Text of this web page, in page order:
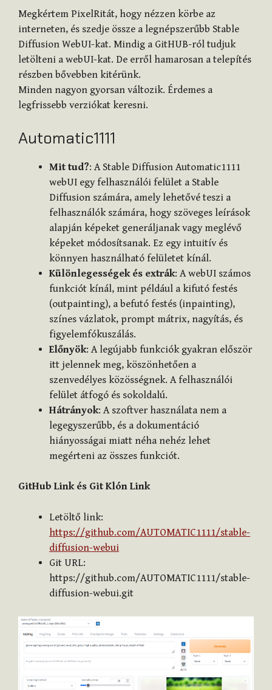
Megkértem PixelRitát, hogy nézzen körbe az
interneten, és szedje össze a legnépszerűbb Stable
Diffusion WebUI-kat. Mindig a GitHUB-ról tudjuk
letölteni a webUI-kat. De erről hamarosan a telepítés
részben bővebben kitérünk.
Minden nagyon gyorsan változik. Érdemes a
legfrissebb verziókat keresni.
Automatic1111
Mit tud?: A Stable Diffusion Automatic1111
webUI egy felhasználói felület a Stable
Diffusion számára, amely lehetővé teszi a
felhasználók számára, hogy szöveges leírások
alapján képeket generáljanak vagy meglévő
képeket módosítsanak. Ez egy intuitív és
könnyen használható felületet kínál.
Különlegességek és extrák: A webUI számos
funkciót kínál, mint például a kifutó festés
(outpainting), a befutó festés (inpainting),
színes vázlatok, prompt mátrix, nagyítás, és
figyelemfókuszálás.
Előnyök: A legújabb funkciók gyakran először
itt jelennek meg, köszönhetően a
szenvedélyes közösségnek. A felhasználói
felület átfogó és sokoldalú.
Hátrányok: A szoftver használata nem a
legegyszerűbb, és a dokumentáció
hiányosságai miatt néha nehéz lehet
megérteni az összes funkciót.
GitHub Link és Git Klón Link
Letöltő link:
https://github.com/AUTOMATIC1111/stable-
diffusion-webui
Git URL:
https://github.com/AUTOMATIC1111/stable-
diffusion-webui.git